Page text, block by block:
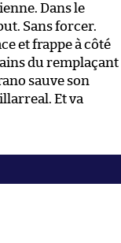
Dans le
Sans forcer.
et frappe à côté
du remplaçant
sauve son
Et va